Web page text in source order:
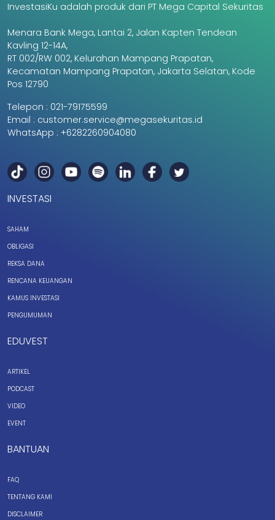
InvestasiKu adalah produk dari PT Mega Capital Sekuritas
Menara Bank Mega, Lantai 2, Jalan Kapten Tendean
Kavling 12-14A,
RT 002/RW 002, Kelurahan Mampang Prapatan,
Kecamatan Mampang Prapatan, Jakarta Selatan, Kode
Pos 12790
Telepon : 021-79175599
Email : customer.service@megasekuritas.id
WhatsApp : +6282260904080
INVESTASI
SAHAM
OBLIGASI
REKSA DANA
RENCANA KEUANGAN
KAMUS INVESTASI
PENGUMUMAN
EDUVEST
ARTIKEL
PODCAST
VIDEO
EVENT
BANTUAN
FAQ
TENTANG KAMI
DISCLAIMER